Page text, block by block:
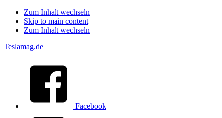
Zum Inhalt wechseln
Skip to main content
Zum Inhalt wechseln
Teslamag.de
Facebook